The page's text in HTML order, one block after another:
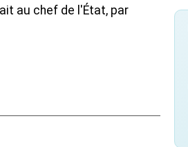
au chef de l'État, par